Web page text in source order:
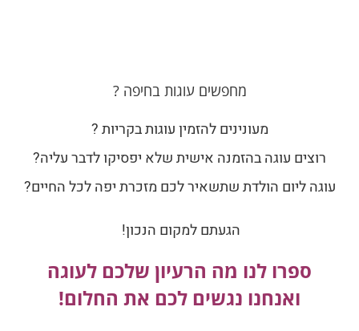
מחפשים עוגות בחיפה ?
מעונינים להזמין עוגות בקריות ?
רוצים עוגה בהזמנה אישית שלא יפסיקו לדבר עליה?
עוגה ליום הולדת שתשאיר לכם מזכרת יפה לכל החיים?
הגעתם למקום הנכון!
ספרו לנו מה הרעיון שלכם לעוגה
ואנחנו נגשים לכם את החלום!